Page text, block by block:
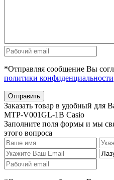
*Отправляя сообщение Вы
политики конфиденциальности
Отправить
Заказать товар в удобный для
MTP-V001GL-1B Casio
Заполните поля формы и мы
этого вопроса